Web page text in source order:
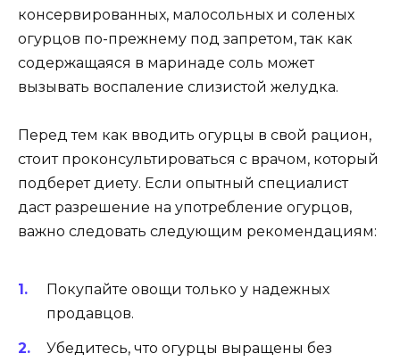
консервированных, малосольных и соленых
огурцов по-прежнему под запретом, так как
содержащаяся в маринаде соль может
вызывать воспаление слизистой желудка.
Перед тем как вводить огурцы в свой рацион,
стоит проконсультироваться с врачом, который
подберет диету. Если опытный специалист
даст разрешение на употребление огурцов,
важно следовать следующим рекомендациям:
Покупайте овощи только у надежных
продавцов.
Убедитесь, что огурцы выращены без